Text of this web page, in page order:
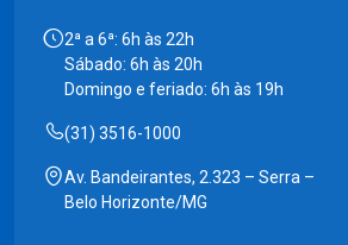
2ª a 6ª: 6h às 22h
Sábado: 6h às 20h
Domingo e feriado: 6h às 19h
(31) 3516-1000
Av. Bandeirantes, 2.323 – Serra –
Belo Horizonte/MG